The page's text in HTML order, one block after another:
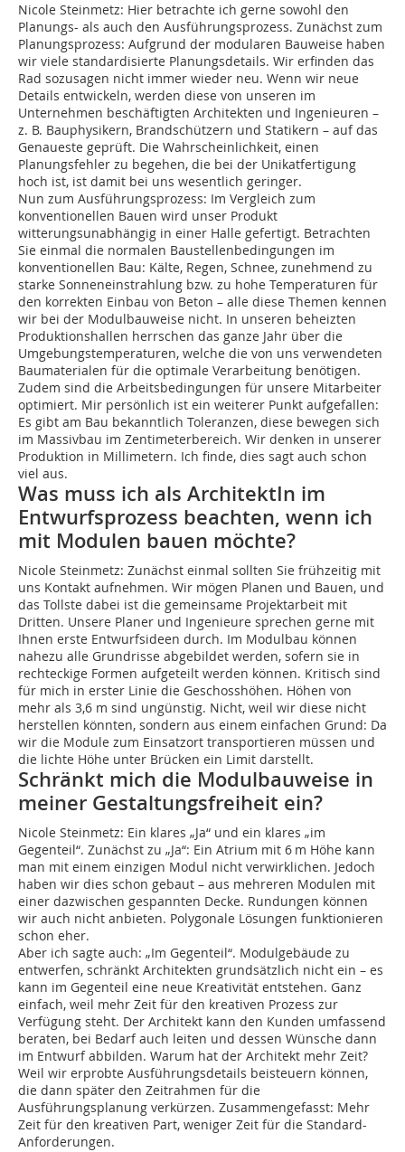
Nicole Steinmetz: Hier betrachte ich gerne sowohl den
Planungs- als auch den Ausführungsprozess. Zunächst zum
Planungsprozess: Aufgrund der modularen Bauweise haben
wir viele standardisierte Planungsdetails. Wir erfinden das
Rad sozusagen nicht immer wieder neu. Wenn wir neue
Details entwickeln, werden diese von unseren im
Unternehmen beschäftigten Architekten und Ingenieuren –
z. B. Bauphysikern, Brandschützern und Statikern – auf das
Genaueste geprüft. Die Wahrscheinlichkeit, einen
Planungsfehler zu begehen, die bei der Unikatfertigung
hoch ist, ist damit bei uns wesentlich geringer.
Nun zum Ausführungsprozess: Im Vergleich zum
konventionellen Bauen wird unser Produkt
witterungsunabhängig in einer Halle gefertigt. Betrachten
Sie einmal die normalen Baustellenbedingungen im
konventionellen Bau: Kälte, Regen, Schnee, zunehmend zu
starke Sonneneinstrahlung bzw. zu hohe Temperaturen für
den korrekten Einbau von Beton – alle diese Themen kennen
wir bei der Modulbauweise nicht. In unseren beheizten
Produktionshallen herrschen das ganze Jahr über die
Umgebungstemperaturen, welche die von uns verwendeten
Baumaterialen für die optimale Verarbeitung benötigen.
Zudem sind die Arbeitsbedingungen für unsere Mitarbeiter
optimiert. Mir persönlich ist ein weiterer Punkt aufgefallen:
Es gibt am Bau bekanntlich Toleranzen, diese bewegen sich
im Massivbau im Zentimeterbereich. Wir denken in unserer
Produktion in Millimetern. Ich finde, dies sagt auch schon
viel aus.
Was muss ich als ArchitektIn im
Entwurfsprozess beachten, wenn ich
mit Modulen bauen möchte?
Nicole Steinmetz: Zunächst einmal sollten Sie frühzeitig mit
uns Kontakt aufnehmen. Wir mögen Planen und Bauen, und
das Tollste dabei ist die gemeinsame Projektarbeit mit
Dritten. Unsere Planer und Ingenieure sprechen gerne mit
Ihnen erste Entwurfsideen durch. Im Modulbau können
nahezu alle Grundrisse abgebildet werden, sofern sie in
rechteckige Formen aufgeteilt werden können. Kritisch sind
für mich in erster Linie die Geschosshöhen. Höhen von
mehr als 3,6 m sind ungünstig. Nicht, weil wir diese nicht
herstellen könnten, sondern aus einem einfachen Grund: Da
wir die Module zum Einsatzort transportieren müssen und
die lichte Höhe unter Brücken ein Limit darstellt.
Schränkt mich die Modulbauweise in
meiner Gestaltungsfreiheit ein?
Nicole Steinmetz: Ein klares „Ja“ und ein klares „im
Gegenteil“. Zunächst zu „Ja“: Ein Atrium mit 6 m Höhe kann
man mit einem einzigen Modul nicht verwirklichen. Jedoch
haben wir dies schon gebaut – aus mehreren Modulen mit
einer dazwischen gespannten Decke. Rundungen können
wir auch nicht anbieten. Polygonale Lösungen funktionieren
schon eher.
Aber ich sagte auch: „Im Gegenteil“. Modulgebäude zu
entwerfen, schränkt Architekten grundsätzlich nicht ein – es
kann im Gegenteil eine neue Kreativität entstehen. Ganz
einfach, weil mehr Zeit für den kreativen Prozess zur
Verfügung steht. Der Architekt kann den Kunden umfassend
beraten, bei Bedarf auch leiten und dessen Wünsche dann
im Entwurf abbilden. Warum hat der Architekt mehr Zeit?
Weil wir erprobte Ausführungsdetails beisteuern können,
die dann später den Zeitrahmen für die
Ausführungsplanung verkürzen. Zusammengefasst: Mehr
Zeit für den kreativen Part, weniger Zeit für die Standard-
Anforderungen.